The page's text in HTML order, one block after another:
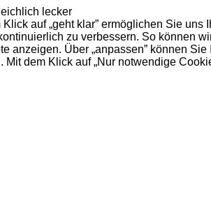
lecker
Klick auf „geht klar” ermöglichen Sie
zu verbessern. So können
anzeigen. Über „anpassen” können
Mit dem Klick auf „Nur notwendige